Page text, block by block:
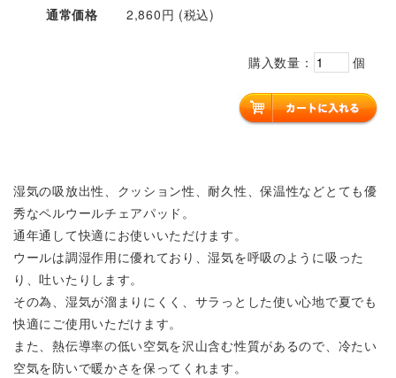
通常価格
2,860円 (税込)
購入数量： 個
湿気の吸放出性、クッション性、耐久性、保温性などとても優
秀なペルウールチェアパッド。
通年通して快適にお使いいただけます。
ウールは調湿作用に優れており、湿気を呼吸のように吸った
り、吐いたりします。
その為、湿気が溜まりにくく、サラっとした使い心地で夏でも
快適にご使用いただけます。
また、熱伝導率の低い空気を沢山含む性質があるので、冷たい
空気を防いで暖かさを保ってくれます。